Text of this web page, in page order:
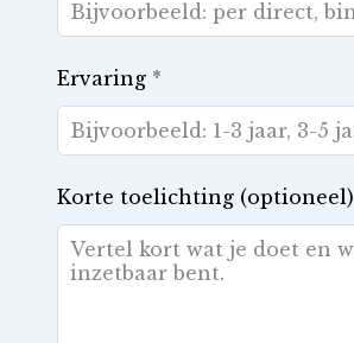
Ervaring *
Korte toelichting (optioneel)